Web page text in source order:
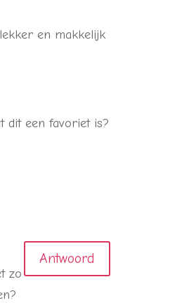
en makkelijk
dit een favoriet is?
zo
Antwoord